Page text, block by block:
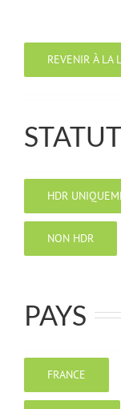
REVENIR À LA
STATUT
HDR
NON HDR
PAYS
FRANCE